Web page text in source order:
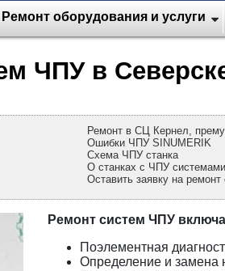
Ремонт оборудования и услуги
ЧПУ в
Ремонт в СЦ Кернел,
Ошибки ЧПУ SINUMERIK
Схема ЧПУ станка
О станках с ЧПУ системами
Оставить заявку на
Ремонт систем ЧПУ
Поэлементная
Определение и замена